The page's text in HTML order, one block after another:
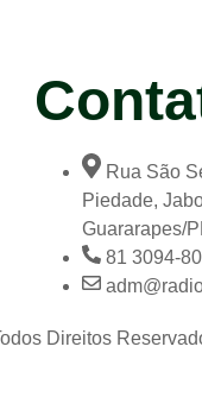
Rua São
Piedade,
Guararapes/
81 3094-
Direitos